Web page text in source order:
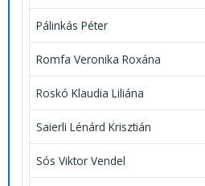
Pálinkás Péter
Romfa Veronika Roxána
Roskó Klaudia Liliána
Saierli Lénárd Krisztián
Sós Viktor Vendel